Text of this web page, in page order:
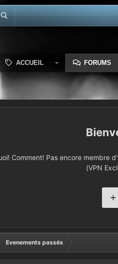
ACCUEIL FORUMS
Comment! Pas encore membre
(VPN
Evenements passés